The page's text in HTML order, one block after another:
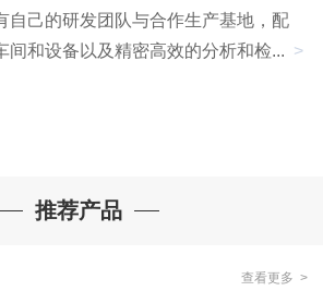
自己的研发团队与合作生产基地，配
间和设备以及精密高效的分析和检... >
推荐产品
查看更多 >